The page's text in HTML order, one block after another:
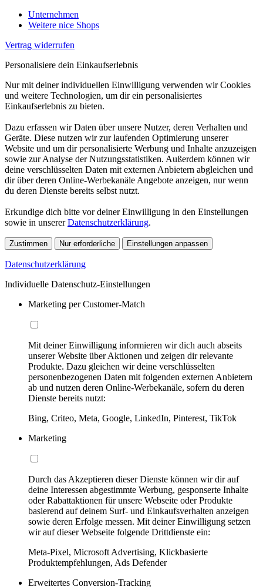
Unternehmen
Weitere nice Shops
Vertrag widerrufen
Personalisiere dein Einkaufserlebnis
Nur mit deiner individuellen Einwilligung verwenden wir Cookies
und weitere Technologien, um dir ein personalisiertes
Einkaufserlebnis zu bieten.
Dazu erfassen wir Daten über unsere Nutzer, deren Verhalten und
Geräte. Diese nutzen wir zur laufenden Optimierung unserer
Website und um dir personalisierte Werbung und Inhalte anzuzeigen
sowie zur Analyse der Nutzungsstatistiken. Außerdem können wir
deine verschlüsselten Daten mit externen Anbietern abgleichen und
dir über deren Online-Werbekanäle Angebote anzeigen, nur wenn
du deren Dienste bereits selbst nutzt.
Erkundige dich bitte vor deiner Einwilligung in den Einstellungen
sowie in unsererDatenschutzerklärung.
Zustimmen Nur erforderliche Einstellungen anpassen
Datenschutzerklärung
Individuelle Datenschutz-Einstellungen
Marketing per Customer-Match
Mit deiner Einwilligung informieren wir dich auch abseits
unserer Website über Aktionen und zeigen dir relevante
Produkte. Dazu gleichen wir deine verschlüsselten
personenbezogenen Daten mit folgenden externen Anbietern
ab und nutzen deren Online-Werbekanäle, sofern du deren
Dienste bereits nutzt:
Bing, Criteo, Meta, Google, LinkedIn, Pinterest, TikTok
Marketing
Durch das Akzeptieren dieser Dienste können wir dir auf
deine Interessen abgestimmte Werbung, gesponserte Inhalte
oder Rabattaktionen für unsere Webseite oder Produkte
basierend auf deinem Surf- und Einkaufsverhalten anzeigen
sowie deren Erfolge messen. Mit deiner Einwilligung setzen
wir auf dieser Webseite folgende Drittdienste ein:
Meta-Pixel, Microsoft Advertising, Klickbasierte
Produktempfehlungen, Ads Defender
Erweitertes Conversion-Tracking